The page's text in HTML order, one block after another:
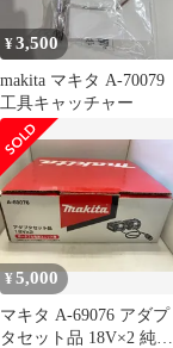
¥3,500
makita マキタ A-70079
工具キャッチャー
¥5,000
マキタ A-69076 アダプ
タセット品 18V×2 純正